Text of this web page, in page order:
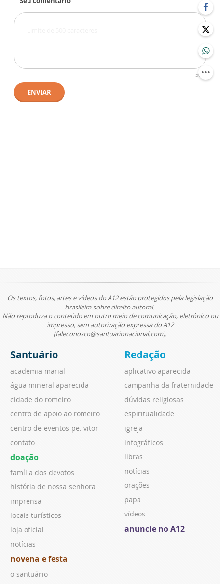
500
ENVIAR
Os textos, fotos, artes e vídeos do A12 estão protegidos pela legislação
brasileira sobre direito autoral.
Não reproduza o conteúdo em outro meio de comunicação, eletrônico ou
impresso, sem autorização expressa do A12
(faleconosco@santuarionacional.com).
Santuário
academia marial
água mineral aparecida
cidade do romeiro
centro de apoio ao romeiro
centro de eventos pe. vitor
contato
doação
família dos devotos
história de nossa senhora
imprensa
locais turísticos
loja oficial
notícias
novena e festa
o santuário
Redação
aplicativo aparecida
campanha da fraternidade
dúvidas religiosas
espiritualidade
igreja
infográficos
libras
notícias
orações
papa
vídeos
anuncie no A12